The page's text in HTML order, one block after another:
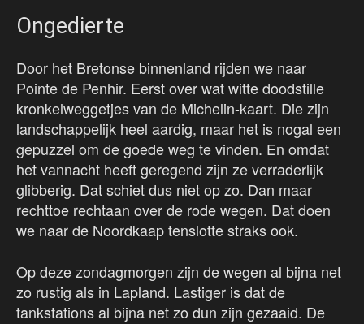
Ongedierte
Door het Bretonse binnenland rijden we naar
Pointe de Penhir. Eerst over wat witte doodstille
kronkelweggetjes van de Michelin-kaart. Die zijn
landschappelijk heel aardig, maar het is nogal een
gepuzzel om de goede weg te vinden. En omdat
het vannacht heeft geregend zijn ze verraderlijk
glibberig. Dat schiet dus niet op zo. Dan maar
rechttoe rechtaan over de rode wegen. Dat doen
we naar de Noordkaap tenslotte straks ook.
Op deze zondagmorgen zijn de wegen al bijna net
zo rustig als in Lapland. Lastiger is dat de
tankstations al bijna net zo dun zijn gezaaid. De